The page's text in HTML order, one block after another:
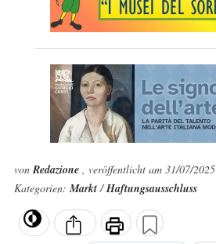
vonRedazione , veröffentlicht am 31/07/2025
Kategorien:Markt/Haftungsausschluss